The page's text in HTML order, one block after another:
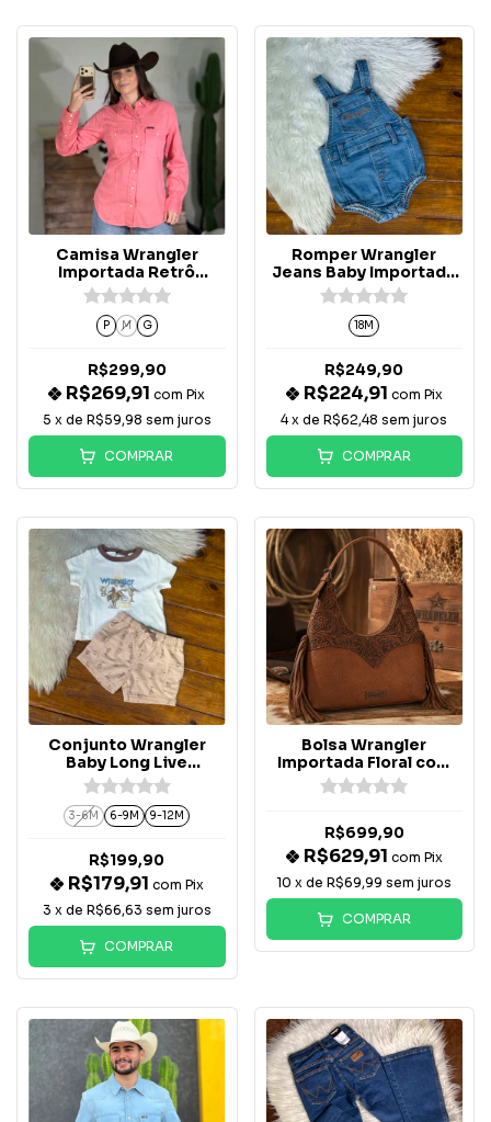
Camisa Wrangler
Importada Retrô
Feminina Jeans Rosa
P M G
R$299,90
R$269,91com Pix
5 x de R$59,98 sem juros
COMPRAR
Romper Wrangler
Jeans Baby Importado
- CARE307
18M
R$249,90
R$224,91 com Pix
4 x deR$62,48 sem juros
COMPRAR
Conjunto Wrangler
Baby Long Live
Cowboys -100364
3-6M 6-9M 9-12M
R$199,90
R$179,91 com Pix
3 x de R$66,63 sem juros
COMPRAR
Bolsa Wrangler
Importada Floral com
Franjas
R$699,90
R$629,91 com Pix
10 x deR$69,99 sem juros
COMPRAR